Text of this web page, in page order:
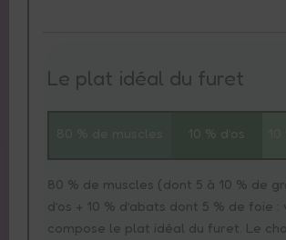
Le plat idéal du furet
10 % d’os
80 % de muscles (dont 5 à 10 % de
d’os + 10 % d’abats dont 5 % de foie
compose le plat idéal du furet. Le